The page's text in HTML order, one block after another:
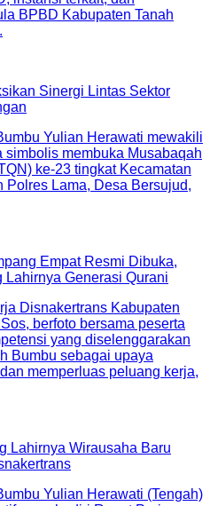
Sinergi Lintas Sektor
Empat Resmi Dibuka,
Lahirnya Generasi Qurani
Lahirnya Wirausaha Baru